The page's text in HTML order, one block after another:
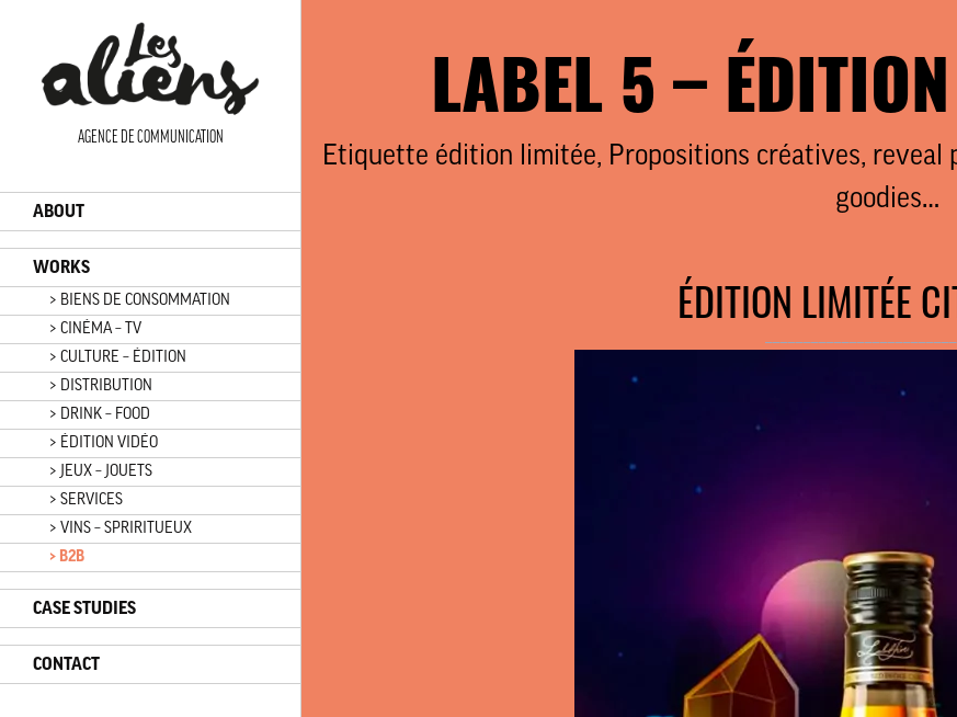
AGENCE DE COMMUNICATION
ABOUT
WORKS
> BIENS DE CONSOMMATION
> CINÉMA – TV
> CULTURE – ÉDITION
> DISTRIBUTION
> DRINK – FOOD
> ÉDITION VIDÉO
> JEUX – JOUETS
> SERVICES
> VINS – SPRIRITUEUX
> B2B
CASE STUDIES
CONTACT
LABEL 5 –
Etiquette édition limitée, Propositions créatives, reveal
goodies…
ÉDITION LIMITÉE